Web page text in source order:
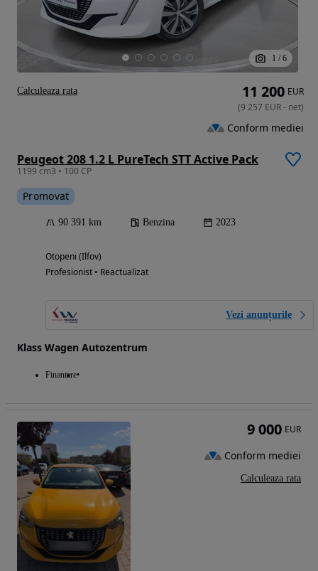
1 / 6
Peugeot 208 1.2 L PureTech STT Active Pack
1199 cm3 • 100 CP
Promovat
90 391 km Benzina 2023
Otopeni (Ilfov)
Profesionist • Reactualizat
Vezi anunțurile
Klass Wagen Autozentrum
Finantare
11 200 EUR
(9 257 EUR- net)
Conform mediei
Calculeaza rata
9 000 EUR
Conform mediei
Calculeaza rata